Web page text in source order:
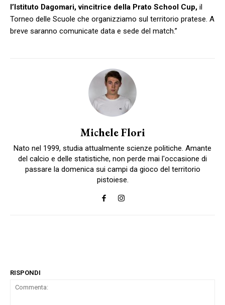
l’Istituto Dagomari, vincitrice della Prato School Cup, il
Torneo delle Scuole che organizziamo sul territorio pratese. A
breve saranno comunicate data e sede del match.”
Michele Flori
Nato nel 1999, studia attualmente scienze politiche. Amante
del calcio e delle statistiche, non perde mai l'occasione di
passare la domenica sui campi da gioco del territorio
pistoiese.
RISPONDI